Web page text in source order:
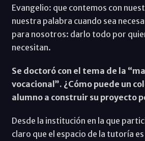
Evangelio: que contemos con
nuestra palabra cuando sea
para nosotros: darlo todo por
necesitan.
Se doctoró con el tema de la
vocacional”. ¿Cómo puede un
alumno a construir su proyecto
Desde la institución en la que
claro que el espacio de la tutoría